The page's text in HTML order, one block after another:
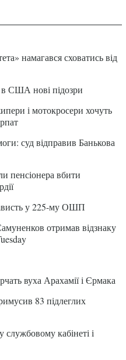
намагався сховатись від
США нові підозри
і мотокросери хочуть
суд відправив Банькова
пенсіонера вбити
у 225-му ОШП
отримав відзнаку
вуха Арахамії і Єрмака
83 підлеглих
службовому кабінеті і